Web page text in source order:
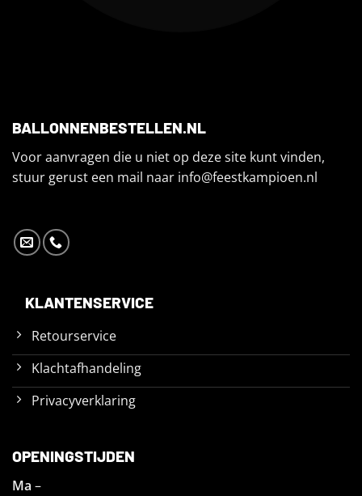
BALLONNENBESTELLEN.NL
Voor aanvragen die u niet op deze site kunt vinden,
stuur gerust een mail naar info@feestkampioen.nl
KLANTENSERVICE
Retourservice
Klachtafhandeling
Privacyverklaring
OPENINGSTIJDEN
Ma –